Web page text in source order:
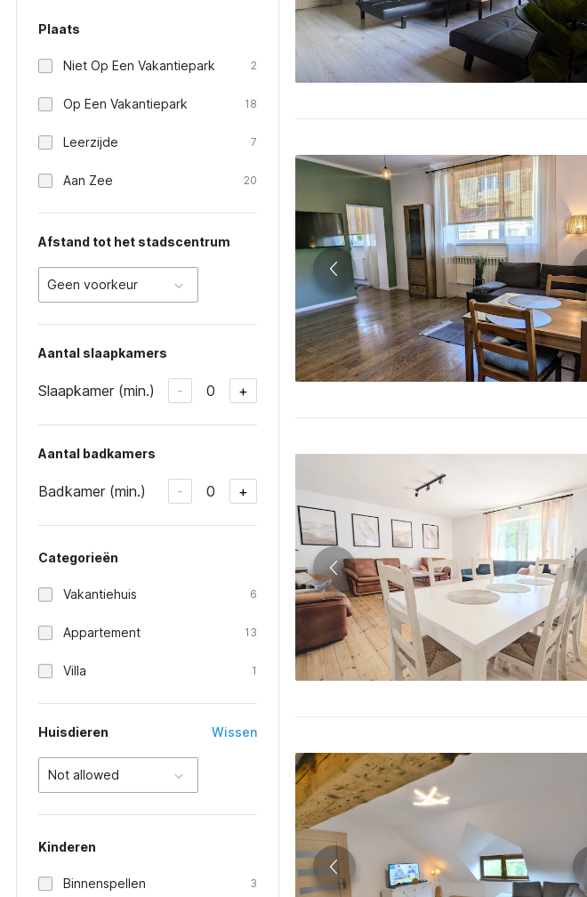
Plaats
Niet Op Een Vakantiepark 2
Op Een Vakantiepark 18
Leerzijde 7
Aan Zee 20
Afstand tot het stadscentrum
Geen voorkeur
Aantal slaapkamers
Slaapkamer (min.) - 0 +
Aantal badkamers
Badkamer (min.) - 0 +
Categorieën
Vakantiehuis 6
Appartement 13
Villa 1
Huisdieren Wissen
Not allowed
Kinderen
Binnenspellen 3